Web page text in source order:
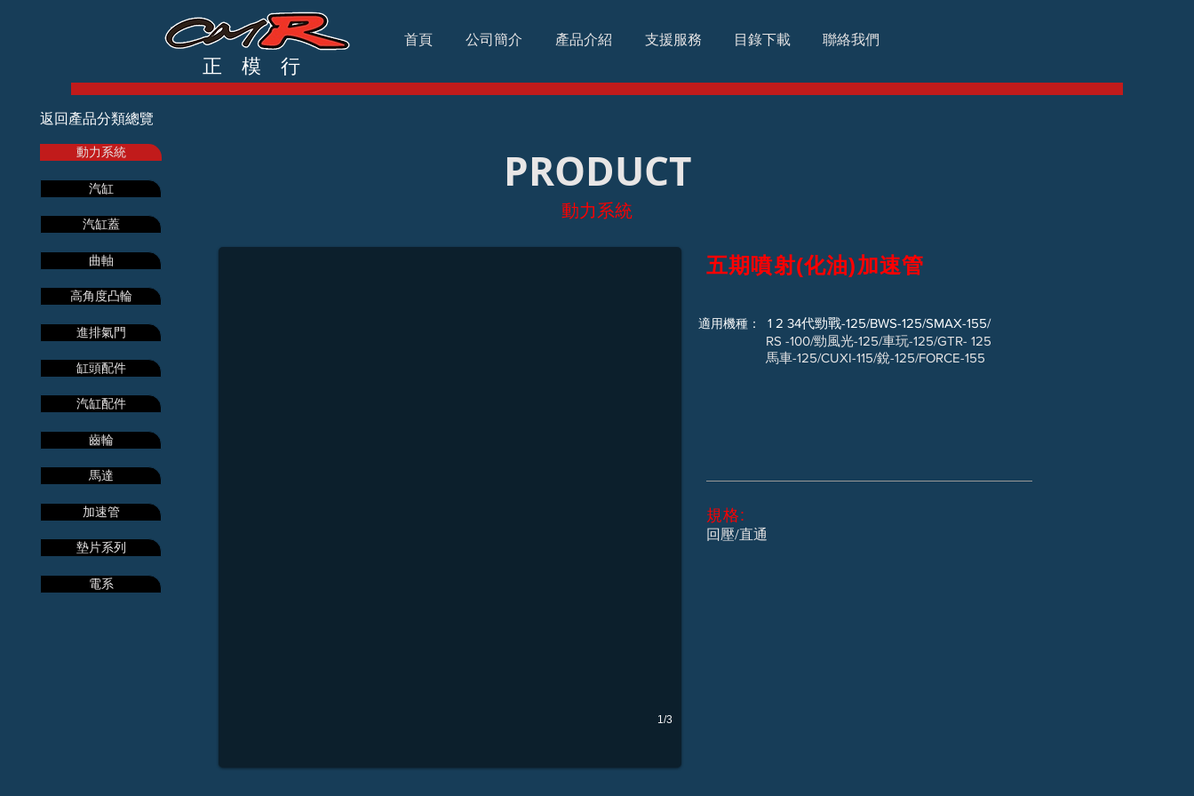
首頁 公司簡介 產品介紹 支援服務 目錄下載 聯絡我們
正 模 行
返回產品分類總覽
動力系統
汽缸
汽缸蓋
曲軸
高角度凸輪
進排氣門
缸頭配件
汽缸配件
齒輪
馬達
加速管
墊片系列
電系
PRODUCT
動力系統
1/3
五期噴射(化油)加速管
適用機種：
1 2 34代勁戰-125/BWS-125/SMAX-155/
RS -100/勁風光-125/車玩-125/GTR- 125
馬車-125/CUXI-115/銳-125/FORCE-155
規格:
​回壓/直通